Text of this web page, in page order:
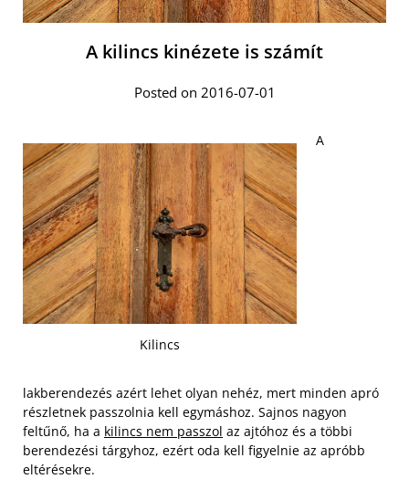
A kilincs kinézete is számít
Posted on 2016-07-01
Kilincs
A
lakberendezés azért lehet olyan nehéz, mert minden apró
részletnek passzolnia kell egymáshoz. Sajnos nagyon
feltűnő, ha a kilincs nem passzol az ajtóhoz és a többi
berendezési tárgyhoz, ezért oda kell figyelnie az apróbb
eltérésekre.